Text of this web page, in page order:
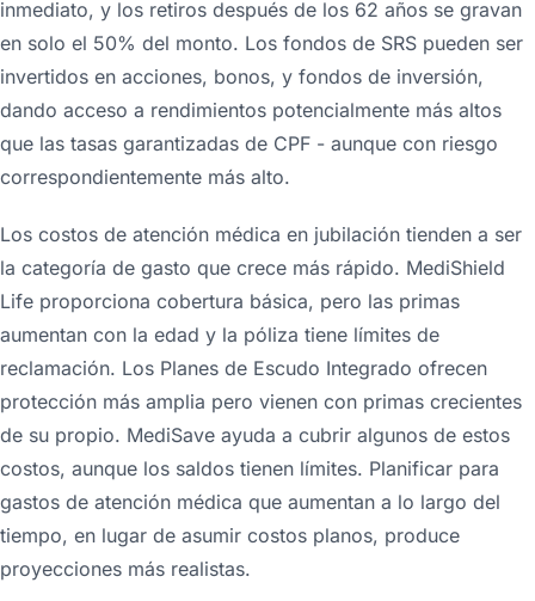
inmediato, y los retiros después de los 62 años se gravan
en solo el 50% del monto. Los fondos de SRS pueden ser
invertidos en acciones, bonos, y fondos de inversión,
dando acceso a rendimientos potencialmente más altos
que las tasas garantizadas de CPF - aunque con riesgo
correspondientemente más alto.
Los costos de atención médica en jubilación tienden a ser
la categoría de gasto que crece más rápido. MediShield
Life proporciona cobertura básica, pero las primas
aumentan con la edad y la póliza tiene límites de
reclamación. Los Planes de Escudo Integrado ofrecen
protección más amplia pero vienen con primas crecientes
de su propio. MediSave ayuda a cubrir algunos de estos
costos, aunque los saldos tienen límites. Planificar para
gastos de atención médica que aumentan a lo largo del
tiempo, en lugar de asumir costos planos, produce
proyecciones más realistas.